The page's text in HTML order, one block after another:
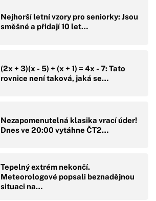
Nejhorší letní vzory pro seniorky: Jsou
směšné a přidají 10 let…
(2x + 3)(x - 5) + (x + 1) = 4x - 7: Tato
rovnice není taková, jaká se…
Nezapomenutelná klasika vrací úder!
Dnes ve 20:00 vytáhne ČT2…
Tepelný extrém nekončí.
Meteorologové popsali beznadějnou
situaci na…